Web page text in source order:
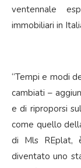
ventennale
immobiliari in
“Tempi e modi
cambiati –
e di riproporsi
come quello
di Mls REplat,
diventato uno